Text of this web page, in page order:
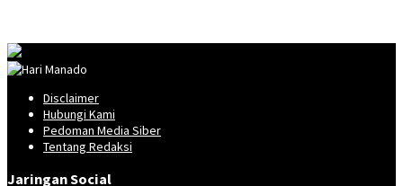
Disclaimer
Hubungi Kami
Pedoman Media Siber
Tentang Redaksi
Jaringan Social